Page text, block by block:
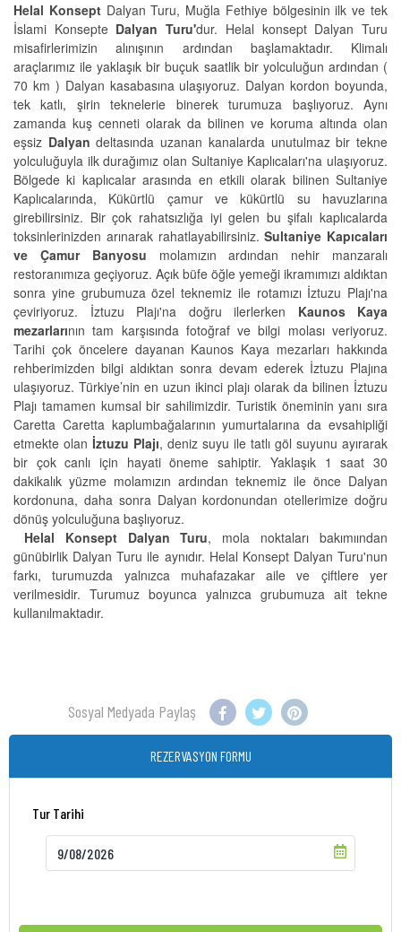
Helal Konsept Dalyan Turu, Muğla Fethiye bölgesinin ilk ve tek
İslami Konsepte Dalyan Turu'dur. Helal konsept Dalyan Turu
misafirlerimizin alınışının ardından başlamaktadır. Klimalı
araçlarımız ile yaklaşık bir buçuk saatlik bir yolculuğun ardından (
70 km ) Dalyan kasabasına ulaşıyoruz. Dalyan kordon boyunda,
tek katlı, şirin teknelerie binerek turumuza başlıyoruz. Aynı
zamanda kuş cenneti olarak da bilinen ve koruma altında olan
eşsiz Dalyandeltasında uzanan kanalarda unutulmaz bir tekne
yolculuğuyla ilk durağımız olan Sultaniye Kaplıcaları'na ulaşıyoruz.
Bölgede ki kaplıcalar arasında en etkili olarak bilinen Sultaniye
Kaplıcalarında, Kükürtlü çamur ve kükürtlü su havuzlarına
girebilirsiniz. Bir çok rahatsızlığa iyi gelen bu şifalı kaplıcalarda
toksinlerinizden arınarak rahatlayabilirsiniz.Sultaniye Kapıcaları
ve Çamur Banyosu molamızın ardından nehir manzaralı
restoranımıza geçiyoruz. Açık büfe öğle yemeği ikramımızı aldıktan
sonra yine grubumuza özel teknemiz ile rotamızı İztuzu Plajı'na
çeviriyoruz. İztuzu Plajı'na doğru ilerlerken Kaunos Kaya
mezarlarının tam karşısında fotoğraf ve bilgi molası veriyoruz.
Tarihi çok öncelere dayanan Kaunos Kaya mezarları hakkında
rehberimizden bilgi aldıktan sonra devam ederek İztuzu Plajına
ulaşıyoruz. Türkiye’nin en uzun ikinci plajı olarak da bilinen İztuzu
Plajı tamamen kumsal bir sahilimizdir. Turistik öneminin yanı sıra
Caretta Caretta kaplumbağalarının yumurtalarına da evsahipliği
etmekte olan İztuzu Plajı, deniz suyu ile tatlı göl suyunu ayırarak
bir çok canlı için hayati öneme sahiptir. Yaklaşık 1 saat 30
dakikalık yüzme molamızın ardından teknemiz ile önce Dalyan
kordonuna, daha sonra Dalyan kordonundan otellerimize doğru
dönüş yolculuğuna başlıyoruz.
Helal Konsept Dalyan Turu, mola noktaları bakımıından
günübirlik Dalyan Turu ile aynıdır. Helal Konsept Dalyan Turu'nun
farkı, turumuzda yalnızca muhafazakar aile ve çiftlere yer
verilmesidir. Turumuz boyunca yalnızca grubumuza ait tekne
kullanılmaktadır.
Sosyal Medyada Paylaş
REZERVASYON FORMU
Tur Tarihi